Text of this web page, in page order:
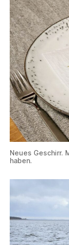
Neues Geschirr.
haben.